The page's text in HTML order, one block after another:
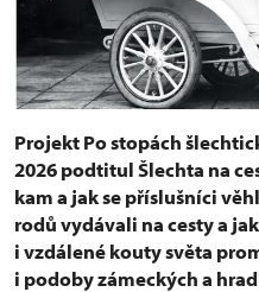
Projekt Po stopách
2026 podtitul Šlechta na
kam a jak se příslušníci
rodů vydávali na cesty a
i vzdálené kouty světa
i podoby zámeckých a